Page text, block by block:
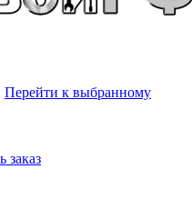
Перейти к выбранному
заказ